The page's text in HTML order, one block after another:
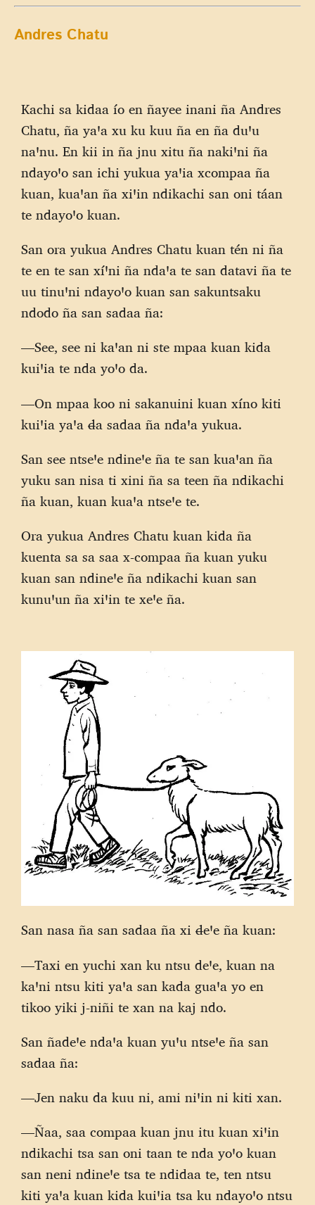
Andres Chatu
Kachi sa kidaa ío en ñayee inani ña Andres
Chatu, ña yaꞌa xu ku kuu ña en ña duꞌu
naꞌnu. En kii in ña jnu xitu ña nakiꞌni ña
ndayoꞌo san ichi yukua yaꞌia xcompaa ña
kuan, kuaꞌan ña xiꞌin ndikachi san oni táan
te ndayoꞌo kuan.
San ora yukua Andres Chatu kuan tén ni ña
te en te san xíꞌni ña ndaꞌa te san datavi ña te
uu tinuꞌni ndayoꞌo kuan san sakuntsaku
ndodo ña san sadaa ña:
—See, see ni kaꞌan ni ste mpaa kuan kida
kuiꞌia te nda yoꞌo da.
—On mpaa koo ni sakanuini kuan xíno kiti
kuiꞌia yaꞌa đa sadaa ña ndaꞌa yukua.
San see ntseꞌe ndineꞌe ña te san kuaꞌan ña
yuku san nisa ti xini ña sa teen ña ndikachi
ña kuan, kuan kuaꞌa ntseꞌe te.
Ora yukua Andres Chatu kuan kida ña
kuenta sa sa saa x-compaa ña kuan yuku
kuan san ndineꞌe ña ndikachi kuan san
kunuꞌun ña xiꞌin te xeꞌe ña.
San nasa ña san sadaa ña xi đeꞌe ña kuan:
—Taxi en yuchi xan ku ntsu deꞌe, kuan na
kaꞌni ntsu kiti yaꞌa san kada guaꞌa yo en
tikoo yiki j-niñi te xan na kaj ndo.
San ñadeꞌe ndaꞌa kuan yuꞌu ntseꞌe ña san
sadaa ña:
—Jen naku da kuu ni, ami niꞌin ni kiti xan.
—Ñaa, saa compaa kuan jnu itu kuan xiꞌin
ndikachi tsa san oni taan te nda yoꞌo kuan
san neni ndineꞌe tsa te ndidaa te, ten ntsu
kiti yaꞌa kuan kida kuiꞌia tsa ku ndayoꞌo ntsu